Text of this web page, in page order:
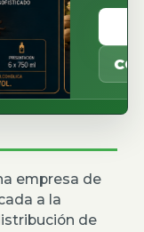
VER
empresa de
a la
de